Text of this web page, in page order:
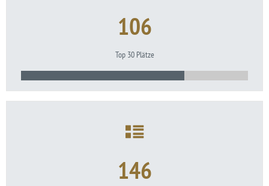
106
Top 30 Plätze
146